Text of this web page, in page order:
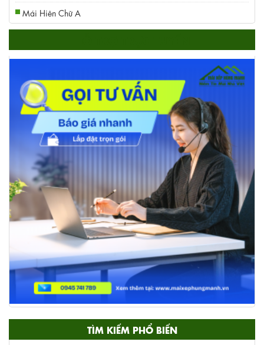
Mái Hiên Chữ A
TÌM KIẾM PHỔ BIẾN